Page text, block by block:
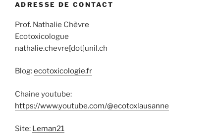
ADRESSE DE CONTACT
Prof. Nathalie Chèvre
Ecotoxicologue
nathalie.chevre[dot]unil.ch
Blog:ecotoxicologie.fr
Chaine youtube:
https://www.youtube.com/@ecotoxlausanne
Site: Leman21